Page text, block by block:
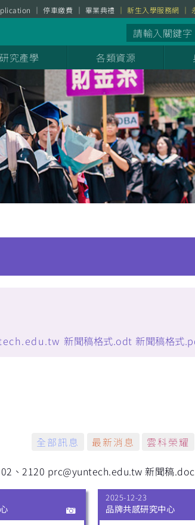
停車繳費 畢業典禮 新生入學服務網
研究產學 各類資源
新聞稿格式.odt 新聞稿格式
全部訊息 最新消息 雲科榮耀
、2120 prc@yuntech.edu.tw 新聞稿
2025-12-23
品牌共感研究中心